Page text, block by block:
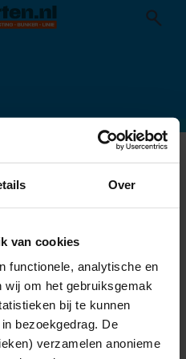
Over
van cookies
functionele, analytische en
om het gebruiksgemak
bij te kunnen
bezoekgedrag. De
verzamelen anonieme